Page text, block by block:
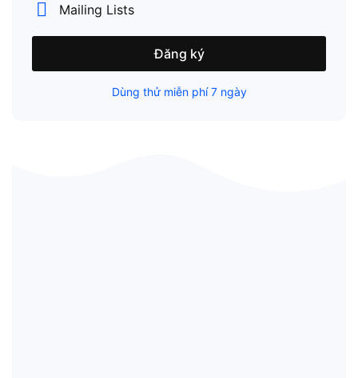
Mailing Lists
Đăng ký
Dùng thử miễn phí 7 ngày